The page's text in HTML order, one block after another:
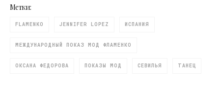
Метки:
FLAMENKO JENNIFER LOPEZ ИСПАНИЯ
МЕЖДУНАРОДНЫЙ ПОКАЗ МОД ФЛАМЕНКО
ОКСАНА ФЕДОРОВА ПОКАЗЫ МОД СЕВИЛЬЯ ТАНЕЦ